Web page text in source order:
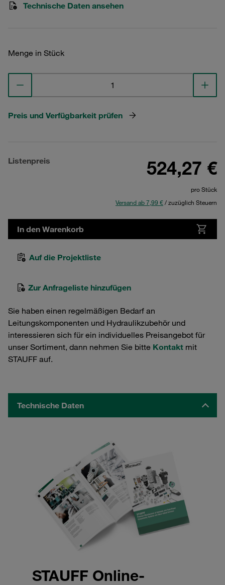
Technische Daten ansehen
Menge in Stück
Preis und Verfügbarkeit prüfen
Listenpreis 524,27 €
pro Stück
Versand ab 7,99 €/ zuzüglich Steuern
In den Warenkorb
Auf die Projektliste
Zur Anfrageliste hinzufügen
Sie haben einen regelmäßigen Bedarf an
Leitungskomponenten und Hydraulikzubehör und
interessieren sich für ein individuelles Preisangebot für
unser Sortiment, dann nehmen Sie bitte Kontakt mit
STAUFF auf.
Technische Daten
STAUFF Online-